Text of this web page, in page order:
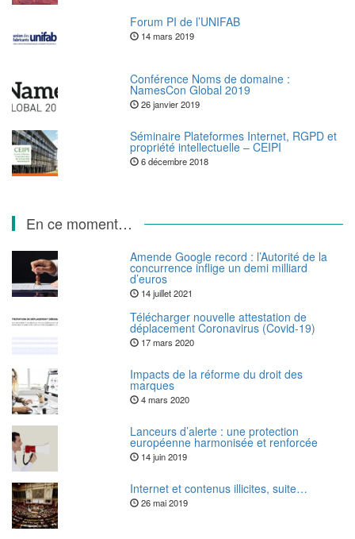
Forum PI de l’UNIFAB
14 mars 2019
Conférence Noms de domaine :
NamesCon Global 2019
26 janvier 2019
Séminaire Plateformes Internet, RGPD et
propriété intellectuelle – CEIPI
6 décembre 2018
En ce moment…
Amende Google record : l’Autorité de la
concurrence inflige un demi milliard
d’euros
14 juillet 2021
Télécharger nouvelle attestation de
déplacement Coronavirus (Covid-19)
17 mars 2020
Impacts de la réforme du droit des
marques
4 mars 2020
Lanceurs d’alerte : une protection
européenne harmonisée et renforcée
14 juin 2019
Internet et contenus illicites, suite…
26 mai 2019